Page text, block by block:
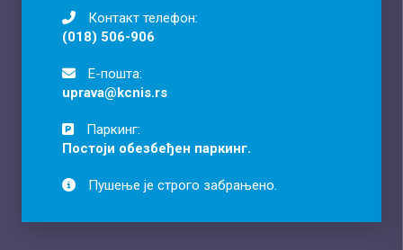
Контакт телефон:
(018) 506-906
Е-пошта:
uprava@kcnis.rs
Паркинг:
Постоји обезбеђен паркинг.
Пушење је строго забрањено.